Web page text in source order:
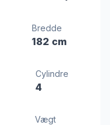
Bredde
182 cm
Cylindre
4
Vægt